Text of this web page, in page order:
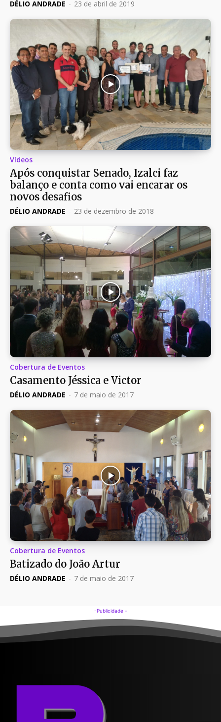
DÉLIO ANDRADE - 23 de abril de 2019
Vídeos
Após conquistar Senado, Izalci faz
balanço e conta como vai encarar os
novos desafios
DÉLIO ANDRADE - 23 de dezembro de 2018
Cobertura de Eventos
Casamento Jéssica e Victor
DÉLIO ANDRADE - 7 de maio de 2017
Cobertura de Eventos
Batizado do João Artur
DÉLIO ANDRADE - 7 de maio de 2017
-Publicidade -